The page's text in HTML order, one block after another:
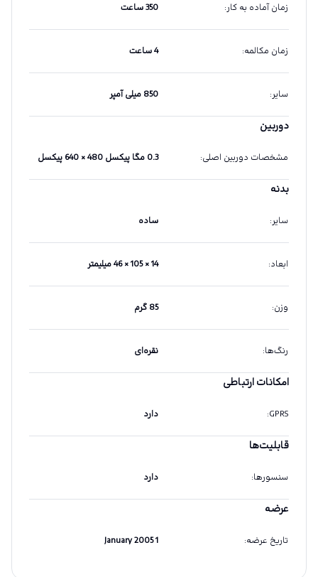
زمان آماده به کار: 350 ساعت
زمان مکالمه: 4 ساعت
سایر: 850 میلی آمپر
دوربین
مشخصات دوربین اصلی: 0.3 مگا پیکسل 480 × 640 پیکسل
بدنه
سایر: ساده
ابعاد: 14 × 105 × 46 میلیمتر
وزن: 85 گرم
رنگ‌ها: نقره‌ای
امکانات ارتباطی
GPRS
: دارد
قابلیت‌ها
سنسورها: دارد
عرضه
تاریخ عرضه:
1 January 2005